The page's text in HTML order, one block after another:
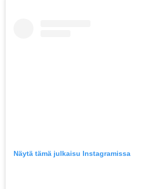
Näytä tämä julkaisu Instagramissa